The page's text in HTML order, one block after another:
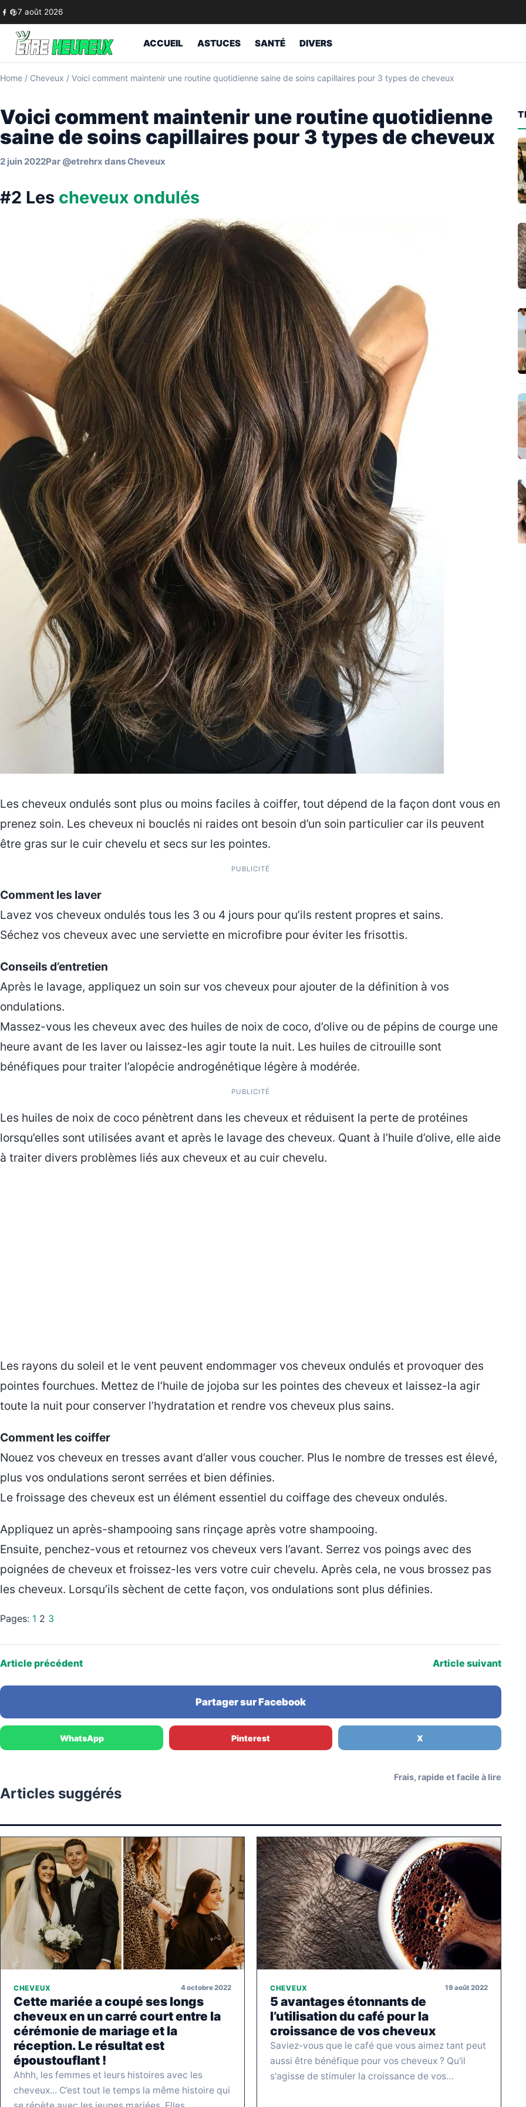
Skip to content
7 août 2026
ACCUEIL ASTUCES SANTÉ DIVERS
Home / Cheveux / Voici comment maintenir une routine quotidienne saine de soins capillaires pour 3 types de cheveux
Voici comment maintenir une routine quotidienne
saine de soins capillaires pour 3 types de cheveux
2 juin 2022Par @etrehrx dansCheveux
#2 Les cheveux ondulés
Les cheveux ondulés sont plus ou moins faciles à coiffer, tout dépend de la façon dont vous en
prenez soin. Les cheveux ni bouclés ni raides ont besoin d’un soin particulier car ils peuvent
être gras sur le cuir chevelu et secs sur les pointes.
PUBLICITÉ
Comment les laver
Lavez vos cheveux ondulés tous les 3 ou 4 jours pour qu’ils restent propres et sains.
Séchez vos cheveux avec une serviette en microfibre pour éviter les frisottis.
Conseils d’entretien
Après le lavage, appliquez un soin sur vos cheveux pour ajouter de la définition à vos
ondulations.
Massez-vous les cheveux avec des huiles de noix de coco, d’olive ou de pépins de courge une
heure avant de les laver ou laissez-les agir toute la nuit. Les huiles de citrouille sont
bénéfiques pour traiter l’alopécie androgénétique légère à modérée.
PUBLICITÉ
Les huiles de noix de coco pénètrent dans les cheveux et réduisent la perte de protéines
lorsqu’elles sont utilisées avant et après le lavage des cheveux. Quant à l’huile d’olive, elle aide
à traiter divers problèmes liés aux cheveux et au cuir chevelu.
Les rayons du soleil et le vent peuvent endommager vos cheveux ondulés et provoquer des
pointes fourchues. Mettez de l’huile de jojoba sur les pointes des cheveux et laissez-la agir
toute la nuit pour conserver l’hydratation et rendre vos cheveux plus sains.
Comment les coiffer
Nouez vos cheveux en tresses avant d’aller vous coucher. Plus le nombre de tresses est élevé,
plus vos ondulations seront serrées et bien définies.
Le froissage des cheveux est un élément essentiel du coiffage des cheveux ondulés.
Appliquez un après-shampooing sans rinçage après votre shampooing.
Ensuite, penchez-vous et retournez vos cheveux vers l’avant. Serrez vos poings avec des
poignées de cheveux et froissez-les vers votre cuir chevelu. Après cela, ne vous brossez pas
les cheveux. Lorsqu’ils sèchent de cette façon, vos ondulations sont plus définies.
Pages: 1 2 3
Article précédent Article suivant
Partager sur Facebook
WhatsApp Pinterest X
Articles suggérés
Frais, rapide et facile à lire
CHEVEUX 4 octobre 2022
Cette mariée a coupé ses longs
cheveux en un carré court entre la
cérémonie de mariage et la
réception. Le résultat est
époustouflant !
Ahhh, les femmes et leurs histoires avec les
cheveux... C’est tout le temps la même histoire qui
CHEVEUX 19 août 2022
5 avantages étonnants de
l’utilisation du café pour la
croissance de vos cheveux
Saviez-vous que le café que vous aimez tant peut
aussi être bénéfique pour vos cheveux ? Qu'il
s'agisse de stimuler la croissance de vos…